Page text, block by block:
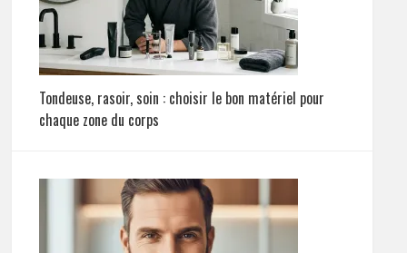
Tondeuse, rasoir, soin : choisir le bon matériel pour
chaque zone du corps